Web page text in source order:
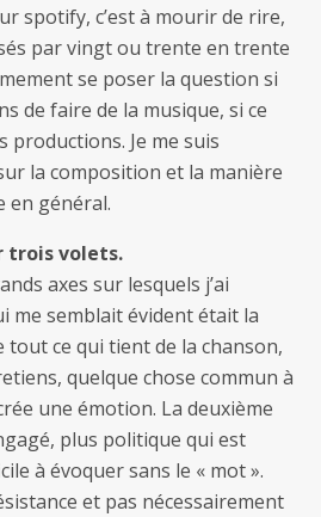
spotify, c’est à mourir de rire,
par vingt ou trente en trente
se poser la question si
de faire de la musique, si ce
productions. Je me suis
la composition et la manière
en général.
trois volets.
axes sur lesquels j’ai
me semblait évident était la
tout ce qui tient de la chanson,
quelque chose commun à
une émotion. La deuxième
plus politique qui est
à évoquer sans le « mot ».
et pas nécessairement